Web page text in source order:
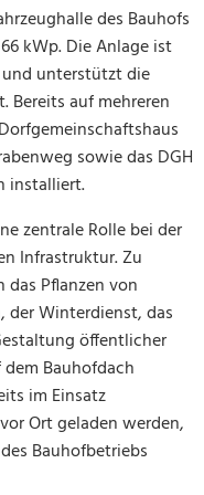
des Bauhofs
kWp. Die Anlage ist
unterstützt die
Bereits auf mehreren
sowie das DGH
installiert.
zentrale Rolle bei der
Infrastruktur. Zu
Pflanzen von
der Winterdienst, das
öffentlicher
Bauhofdach
im Einsatz
Ort geladen werden,
Bauhofbetriebs